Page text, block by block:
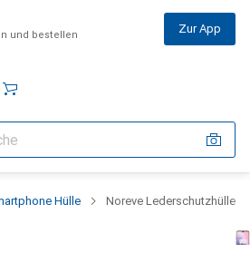
und bestellen Zur App
Hülle Noreve Lederschutzhülle